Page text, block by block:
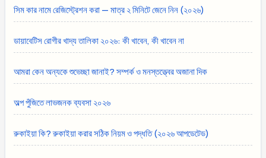
সিম কার নামে রেজিস্ট্রেশন করা — মাত্র ২ মিনিটে জেনে নিন (২০২৬)
ডায়াবেটিস রোগীর খাদ্য তালিকা ২০২৬: কী খাবেন, কী খাবেন না
আমরা কেন অন্যকে শুভেচ্ছা জানাই? সম্পর্ক ও মনস্তত্ত্বের অজানা দিক
অল্প পুঁজিতে লাভজনক ব্যবসা ২০২৬
রুকাইয়া কি? রুকাইয়া করার সঠিক নিয়ম ও পদ্ধতি (২০২৬ আপডেটেড)